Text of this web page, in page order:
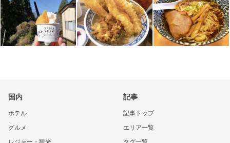
国内
ホテル
グルメ
記事
記事トップ
エリア一覧